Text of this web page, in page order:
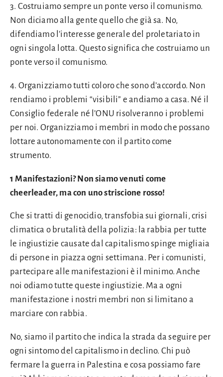
3. Costruiamo sempre un ponte verso il comunismo.
Non diciamo alla gente quello che già sa. No,
difendiamo l’interesse generale del proletariato in
ogni singola lotta. Questo significa che costruiamo un
ponte verso il comunismo.
4. Organizziamo tutti coloro che sono d’accordo. Non
rendiamo i problemi “visibili” e andiamo a casa. Né il
Consiglio federale né l’ONU risolveranno i problemi
per noi. Organizziamo i membri in modo che possano
lottare autonomamente con il partito come
strumento.
1 Manifestazioni? Non siamo venuti come
cheerleader, ma con uno striscione rosso!
Che si tratti di genocidio, transfobia sui giornali, crisi
climatica o brutalità della polizia: la rabbia per tutte
le ingiustizie causate dal capitalismo spinge migliaia
di persone in piazza ogni settimana. Per i comunisti,
partecipare alle manifestazioni è il minimo. Anche
noi odiamo tutte queste ingiustizie. Ma a ogni
manifestazione i nostri membri non si limitano a
marciare con rabbia.
No, siamo il partito che indica la strada da seguire per
ogni sintomo del capitalismo in declino. Chi può
fermare la guerra in Palestina e cosa possiamo fare